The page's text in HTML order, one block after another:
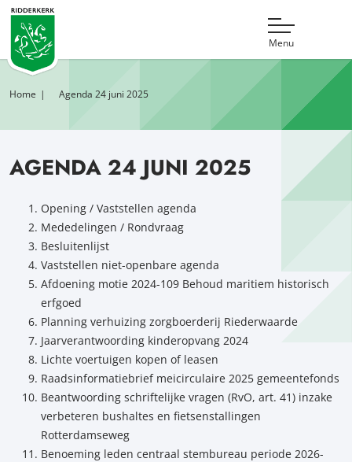
Menu
Home Agenda 24 juni 2025
AGENDA 24 JUNI 2025
Opening / Vaststellen agenda
Mededelingen / Rondvraag
Besluitenlijst
Vaststellen niet-openbare agenda
Afdoening motie 2024-109 Behoud maritiem historisch
erfgoed
Planning verhuizing zorgboerderij Riederwaarde
Jaarverantwoording kinderopvang 2024
Lichte voertuigen kopen of leasen
Raadsinformatiebrief meicirculaire 2025 gemeentefonds
Beantwoording schriftelijke vragen (RvO, art. 41) inzake
verbeteren bushaltes en fietsenstallingen
Rotterdamseweg
Benoeming leden centraal stembureau periode 2026-